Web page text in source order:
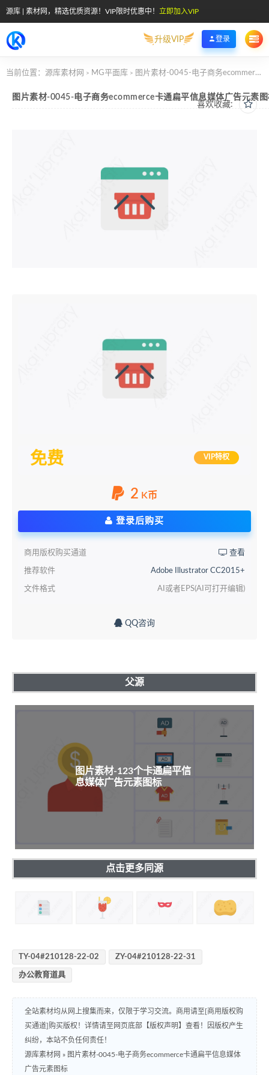
源库 | 素材网，精选优质资源！VIP限时优惠中！ 立即加入VIP
升级VIP 登录
当前位置： 源库素材网 > MG平面库 > 图片素材-0045-电子商务ecommerce卡通扁平信息媒体广告元素图标
喜欢收藏:
图片素材-0045-电子商务ecommerce卡通扁平信息媒体广告元素
免费 VIP特权
2 K币
登录后购买
商用版权购买通道 查看
推荐软件 Adobe Illustrator CC2015+
文件格式 AI或者EPS(AI可打开编辑)
QQ咨询
父源
图片素材-123个卡通扁平信
息媒体广告元素图标
点击更多同源
TY-04#210128-22-02 ZY-04#210128-22-31
办公教育道具
全站素材均从网上搜集而来，仅限于学习交流。商用请至[商用版权购
买通道]购买版权！详情请至网页底部【版权声明】查看！因版权产生
纠纷，本站不负任何责任！
源库素材网 » 图片素材-0045-电子商务ecommerce卡通扁平信息媒体
广告元素图标